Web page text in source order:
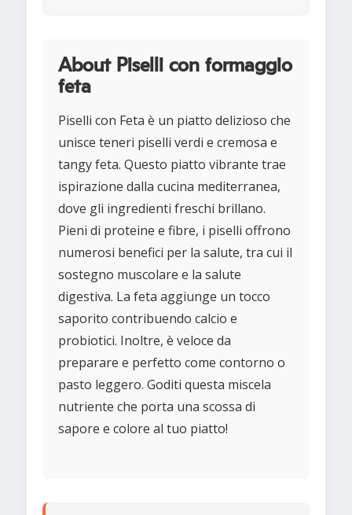
About Piselli con formaggio
feta
Piselli con Feta è un piatto delizioso che
unisce teneri piselli verdi e cremosa e
tangy feta. Questo piatto vibrante trae
ispirazione dalla cucina mediterranea,
dove gli ingredienti freschi brillano.
Pieni di proteine e fibre, i piselli offrono
numerosi benefici per la salute, tra cui il
sostegno muscolare e la salute
digestiva. La feta aggiunge un tocco
saporito contribuendo calcio e
probiotici. Inoltre, è veloce da
preparare e perfetto come contorno o
pasto leggero. Goditi questa miscela
nutriente che porta una scossa di
sapore e colore al tuo piatto!